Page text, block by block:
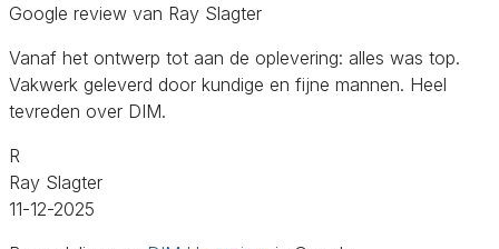
Google review van Ray Slagter
Vanaf het ontwerp tot aan de oplevering: alles was top.
Vakwerk geleverd door kundige en fijne mannen. Heel
tevreden over DIM.
R
Ray Slagter
11-12-2025